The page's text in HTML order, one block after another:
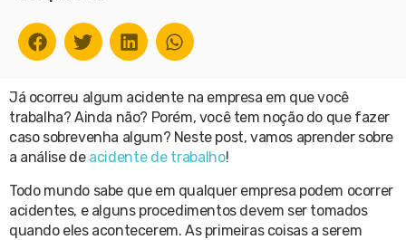
Já ocorreu algum acidente na empresa em que você
trabalha? Ainda não? Porém, você tem noção do que fazer
caso sobrevenha algum? Neste post, vamos aprender sobre
a análise de acidente de trabalho!
Todo mundo sabe que em qualquer empresa podem ocorrer
acidentes, e alguns procedimentos devem ser tomados
quando eles acontecerem. As primeiras coisas a serem